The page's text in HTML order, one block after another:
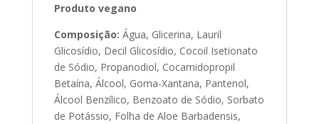
Produto vegano
Composição: Água, Glicerina, Lauril
Glicosídio, Decil Glicosídio, Cocoil Isetionato
de Sódio, Propanodiol, Cocamidopropil
Betaína, Álcool, Goma-Xantana, Pantenol,
Álcool Benzílico, Benzoato de Sódio, Sorbato
de Potássio, Folha de Aloe Barbadensis,